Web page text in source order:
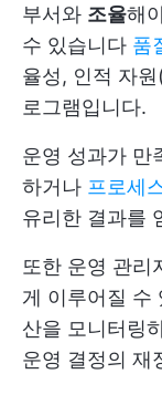
부서와 조율해
수 있습니다 품
율성, 인적 자
로그램입니다.
운영 성과가 만
하거나 프로세
유리한 결과를
또한 운영 관리
게 이루어질 수
산을 모니터링
운영 결정의 재